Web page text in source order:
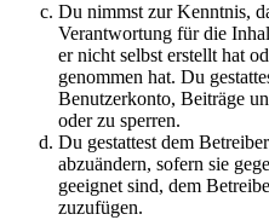
Du nimmst zur Kenntnis,
Verantwortung für die
er nicht selbst erstellt hat
genommen hat. Du
Benutzerkonto, Beiträge
oder zu sperren.
Du gestattest dem
abzuändern, sofern sie
geeignet sind, dem
zuzufügen.